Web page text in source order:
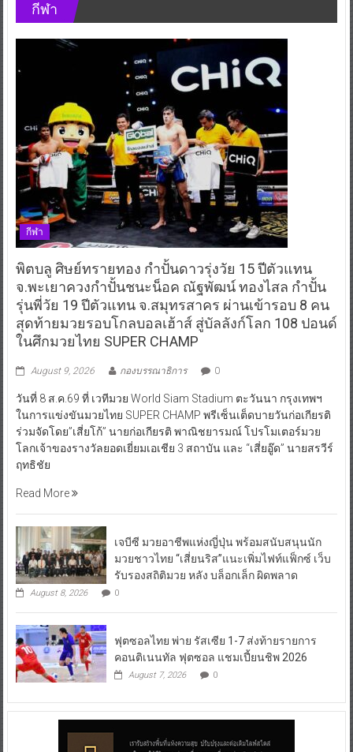
กีฬา
กีฬา
พิตบลู ศิษย์ทรายทอง กำปั้นดาวรุ่งวัย 15 ปีตัวแทน
จ.พะเยาควงกำปั้นชนะน็อค ณัฐพัฒน์ ทองไสล กำปั้น
รุ่นพี่วัย 19 ปีตัวแทน จ.สมุทรสาคร ผ่านเข้ารอบ 8 คน
สุดท้ายมวยรอบโกลบอลเฮ้าส์ สู่บัลลังก์โลก 108 ปอนด์
ในศึกมวยไทย SUPER CHAMP
August 9, 2026 กองบรรณาธิการ 0
วันที่ 8 ส.ค.69 ที่ เวทีมวย World Siam Stadium ตะวันนา กรุงเทพฯ
ในการแข่งขันมวยไทย SUPER CHAMP พรีเซ็นเต็ดบายวันก่อเกียรติ
ร่วมจัดโดย”เสี่ยโก้” นายก่อเกียรติ พาณิชยารมณ์ โปรโมเตอร์มวย
โลกเจ้าของรางวัลยอดเยี่ยมเอเชีย 3 สถาบัน และ “เสี่ยอู๊ด” นายสรวีร์
ฤทธิชัย
Read More
เจบีซี มวยอาชีพแห่งญี่ปุ่น พร้อมสนับสนุนนัก
มวยชาวไทย “เสี่ยนริส”แนะเพิ่มไฟท์แฟ็กซ์ เว็บ
รับรองสถิติมวย หลัง บล็อกเล็ก ผิดพลาด
August 8, 2026 0
ฟุตซอลไทย พ่าย รัสเซีย 1-7 ส่งท้ายรายการ
คอนติเนนทัล ฟุตซอล แชมเปี้ยนชิพ 2026
August 7, 2026 0